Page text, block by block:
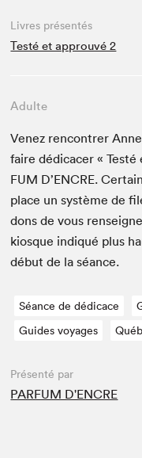
Livres présentés
Testé et approuvé 2
Adulte
Venez ren­con­tr­er
faire dédi­cac­er «
FUM D’EN­CRE.
place un sys­tème de
dons de vous
kiosque indiqué plus
début de la séance.
Séance de dédicace
Guides voyages
Présenté par
PARFUM D'ENCRE